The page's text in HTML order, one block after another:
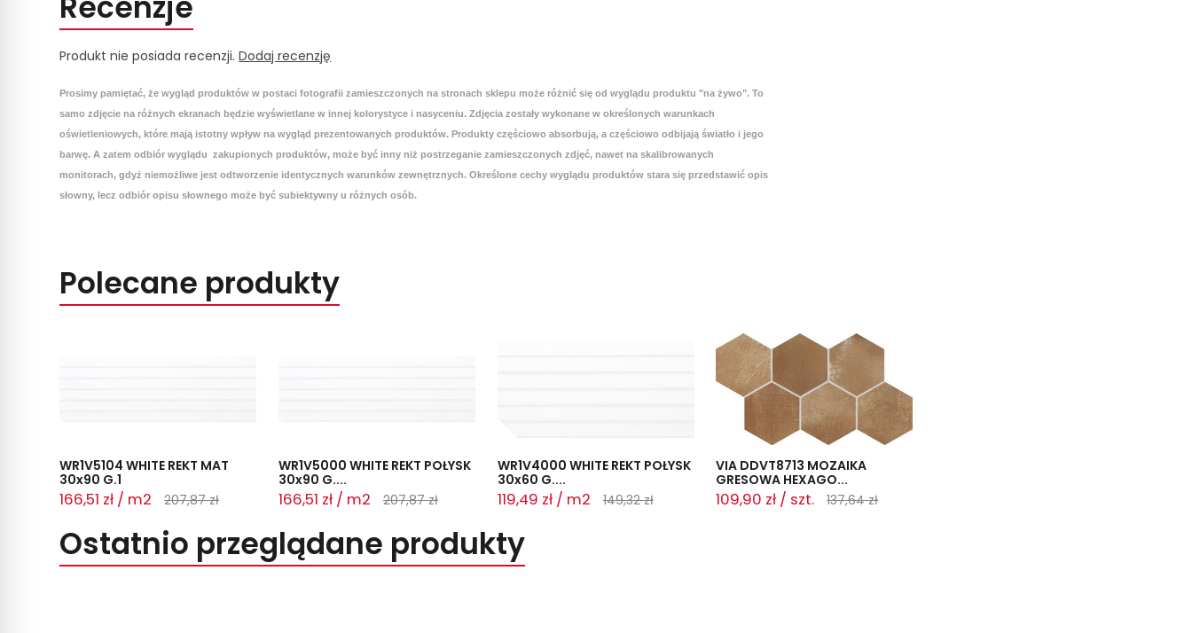
Produkt nie posiada recenzji.Dodaj recenzję
Prosimy pamiętać, że wygląd produktów w postaci fotografii zamieszczonych na stronach sklepu może różnić się od wyglądu produktu "na żywo". To
samo zdjęcie na różnych ekranach będzie wyświetlane w innej kolorystyce i nasyceniu. Zdjęcia zostały wykonane w określonych warunkach
oświetleniowych, które mają istotny wpływ na wygląd prezentowanych produktów. Produkty częściowo absorbują, a częściowo odbijają światło i jego
barwę. A zatem odbiór wyglądu zakupionych produktów, może być inny niż postrzeganie zamieszczonych zdjęć, nawet na skalibrowanych
monitorach, gdyż niemożliwe jest odtworzenie identycznych warunków zewnętrznych. Określone cechy wyglądu produktów stara się przedstawić opis
słowny, lecz odbiór opisu słownego może być subiektywny u różnych osób.
Polecane produkty
WR1V5104 WHITE REKT MAT
30x90 G.1
166,51 zł / m2 207,87 zł
WR1V5000 WHITE REKT POŁYSK
30x90 G....
166,51 zł / m2 207,87 zł
WR1V4000 WHITE REKT POŁYSK
30x60 G....
119,49 zł / m2 149,32 zł
VIA DDVT8713 MOZAIKA
GRESOWA HEXAGO...
109,90 zł / szt. 137,64 zł
Ostatnio przeglądane produkty